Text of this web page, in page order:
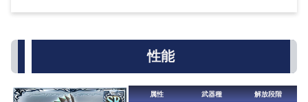
性能
属性 武器種 解放段階